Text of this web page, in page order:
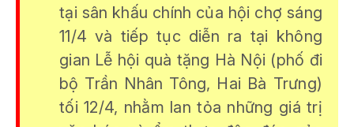
tại sân khấu chính của hội chợ sáng
11/4 và tiếp tục diễn ra tại không
gian Lễ hội quà tặng Hà Nội (phố đi
bộ Trần Nhân Tông, Hai Bà Trưng)
tối 12/4, nhằm lan tỏa những giá trị